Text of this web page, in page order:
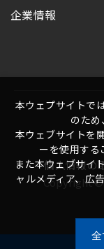
企業情報
Copyright ©
個人情報の
本ウェプサイトで
のため
本ウェブサイトを
ーを使用する
また本ウェブサイ
ャルメディア、広